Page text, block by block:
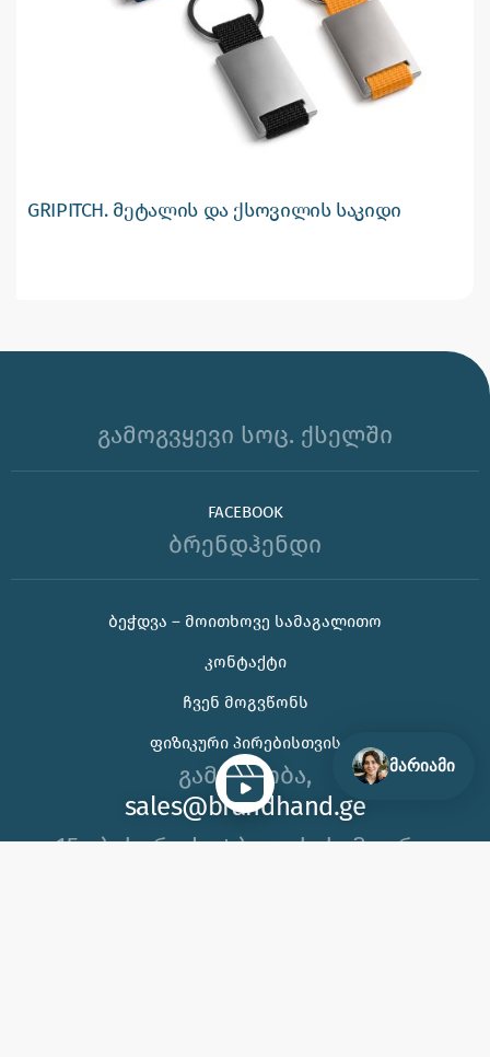
GRIPITCH. მეტალის და ქსოვილის საკიდი
გამოგვყევი სოც. ქსელში
FACEBOOK
ბრენდჰენდი
ᲑᲔᲭᲓᲕᲐ – ᲛᲝᲘᲗᲮᲝᲕᲔ ᲡᲐᲛᲐᲒᲐᲚᲘᲗᲝ
ᲙᲝᲜᲢᲐᲥᲢᲘ
ᲩᲕᲔᲜ ᲛᲝᲒᲕᲬᲝᲜᲡ
ᲤᲘᲖᲘᲙᲣᲠᲘ ᲞᲘᲠᲔᲑᲘᲡᲗᲕᲘᲡ
გამარჯობა,
sales@brandhand.ge
15 აბუსერიძე ტბელის, სამგორი,
მარიამი
საჩუქრის ან ბრენდირებული პროდუქტის შერჩევაში
დახმარება გჭირდებათ, იცოდეთ აქ ვარ 😊